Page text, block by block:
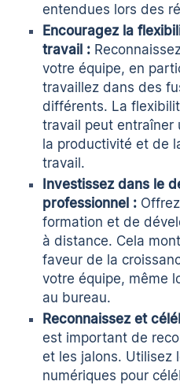
entendues lors des
Encouragez la
travail :
votre équipe, en
travaillez dans des
différents. La
travail peut entraîner
la productivité et de
travail.
Investissez dans le
professionnel :
formation et de
à distance. Cela
faveur de la
votre équipe, même
au bureau.
Reconnaissez et
est important de
et les jalons. Utilisez
numériques pour